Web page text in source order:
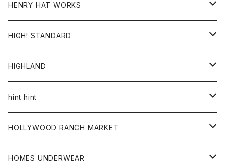
HENRY HAT WORKS
帽子
HIGH! STANDARD
アウター
ジャケット
トップス
シャツ
カーディガン
ボトム
グッズ
HIGHLAND
帽子
hint hint
ストール
HOLLYWOOD RANCH MARKET
アウター
HOMES UNDERWEAR